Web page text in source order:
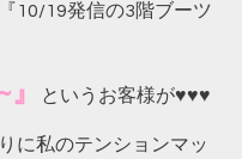
10/19発信の3階ブーツ
というお客様が♥♥♥
に私のテンションマッ